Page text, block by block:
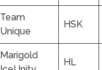
Team
Unique
HSK
Marigold
HL